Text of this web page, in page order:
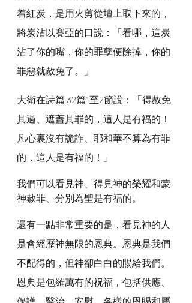
着紅炭，是用火剪從壇上取下來的，
將炭沾以賽亞的口說：「看哪，這炭
沾了你的嘴，你的罪孽便除掉，你的
罪惡就赦免了。」
大衛在詩篇 32篇1至2節說：「得赦免
其過、遮蓋其罪的，這人是有福的！
凡心裏沒有詭詐、耶和華不算為有罪
的，這人是有福的！」
我們可以看見神、得見神的榮耀和蒙
神赦罪、分別為聖是有福的。
還有一點非常重要的是，看見神的人
是會經歷神無限的恩典。恩典是我們
不配得的，但神卻白白的賜給我們。
恩典是包羅萬有的祝福，包括供應、
保護、醫治、安慰、各樣的恩賜和屬